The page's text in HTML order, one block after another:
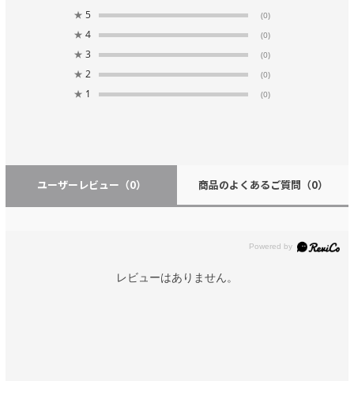
★ 5 (0)
★ 4 (0)
★ 3 (0)
★ 2 (0)
★ 1 (0)
ユーザーレビュー （0） 商品のよくあるご質問 （0）
レビューはありません。